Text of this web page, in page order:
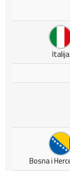
Italija
Bosna i